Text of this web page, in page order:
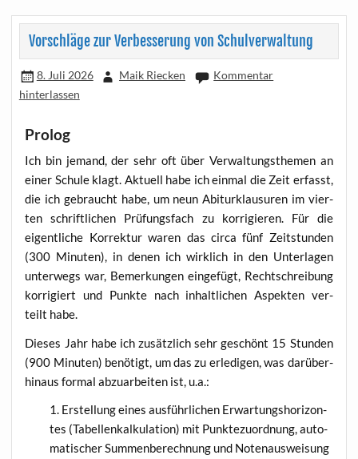
Vorschläge zur Verbesserung von Schulverwaltung
8. Juli 2026 Maik Riecken
Kommentar
hinterlassen
Prolog
Ich bin jemand, der sehr oft über Ver­wal­tungs­the­men an
einer Schu­le klagt. Aktu­ell habe ich ein­mal die Zeit erfasst,
die ich gebraucht habe, um neun Abitur­klau­su­ren im vier­
ten schrift­li­chen Prü­fungs­fach zu kor­ri­gie­ren. Für die
eigent­li­che Kor­rek­tur waren das cir­ca fünf Zeit­stun­den
(300 Minu­ten), in denen ich wirk­lich in den Unter­la­gen
unter­wegs war, Bemer­kun­gen ein­ge­fügt, Recht­schrei­bung
kor­ri­giert und Punk­te nach inhalt­li­chen Aspek­ten ver­
teilt habe.
Die­ses Jahr habe ich zusätz­lich sehr geschönt 15 Stun­den
(900 Minu­ten) benö­tigt, um das zu erle­di­gen, was dar­über­
hin­aus for­mal abzu­ar­bei­ten ist, u.a.:
Erstel­lung eines aus­führ­li­chen Erwar­tungs­ho­ri­zon­
tes (Tabel­len­kal­ku­la­ti­on) mit Punk­te­zu­ord­nung, auto­
ma­ti­scher Sum­men­be­rech­nung und Noten­aus­wei­sung